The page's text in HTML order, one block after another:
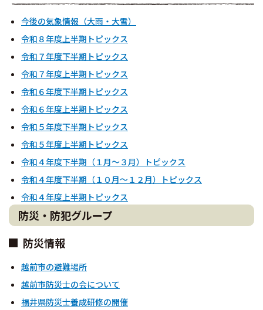
今後の気象情報（大雨・大雪）
令和８年度上半期トピックス
令和７年度下半期トピックス
令和７年度上半期トピックス
令和６年度下半期トピックス
令和６年度上半期トピックス
令和５年度下半期トピックス
令和５年度上半期トピックス
令和４年度下半期（１月～３月）トピックス
令和４年度下半期（１０月～１２月）トピックス
令和４年度上半期トピックス
防災・防犯グループ
防災情報
越前市の避難場所
越前市防災士の会について
福井県防災士養成研修の開催